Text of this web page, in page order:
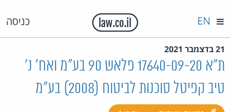
כניסה EN
21 בדצמבר 2021
ת"א 17640-09-20 פלאש 90 בע"מ ואח' נ'
טיב קפיטל סוכנות לביטוח (2008) בע"מ